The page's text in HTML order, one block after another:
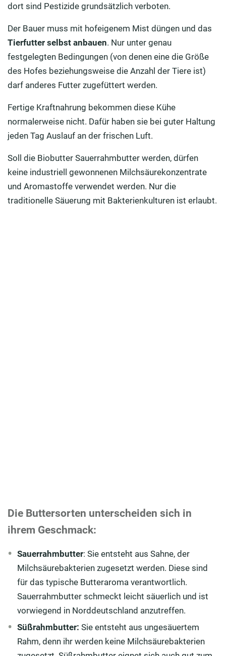
dort sind Pestizide grundsätzlich verboten.
Der Bauer muss mit hofeigenem Mist düngen und das
Tierfutter selbst anbauen. Nur unter genau
festgelegten Bedingungen (von denen eine die Größe
des Hofes beziehungsweise die Anzahl der Tiere ist)
darf anderes Futter zugefüttert werden.
Fertige Kraftnahrung bekommen diese Kühe
normalerweise nicht. Dafür haben sie bei guter Haltung
jeden Tag Auslauf an der frischen Luft.
Soll die Biobutter Sauerrahmbutter werden, dürfen
keine industriell gewonnenen Milchsäurekonzentrate
und Aromastoffe verwendet werden. Nur die
traditionelle Säuerung mit Bakterienkulturen ist erlaubt.
Die Buttersorten unterscheiden sich in
ihrem Geschmack:
Sauerrahmbutter: Sie entsteht aus Sahne, der
Milchsäurebakterien zugesetzt werden. Diese sind
für das typische Butteraroma verantwortlich.
Sauerrahmbutter schmeckt leicht säuerlich und ist
vorwiegend in Norddeutschland anzutreffen.
Süßrahmbutter:Sie entsteht aus ungesäuertem
Rahm, denn ihr werden keine Milchsäurebakterien